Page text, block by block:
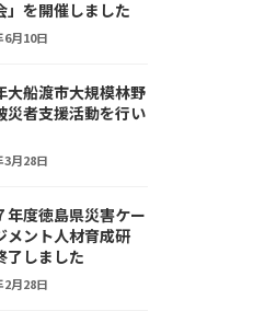
」を開催しました
6月10日
大船渡市大規模林野
災者支援活動を行い
3月28日
年度徳島県災害ケー
メント人材育成研
了しました
2月28日